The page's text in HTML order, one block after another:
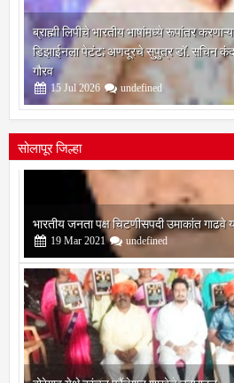
ब्राह्मी लिपीचे भारतीय भाषांमध्ये रूपांतर
डिझाईनला पेटंट; अणदूरचे सुपुत्र डॉ. सचिन कंदले
गौरव
15 2026
सोलापूर जिल्हा
बोरेगाव येथे कांचन फौंडेशन शाखेचे उद्घाटन
13 Mar 2021 undefined